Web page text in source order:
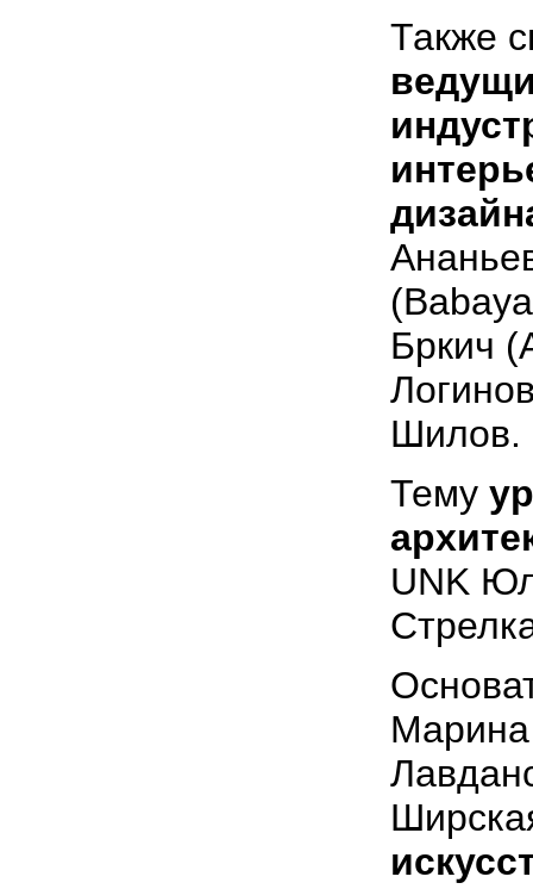
Также
Бркич
Шилов.
Тему
UNK